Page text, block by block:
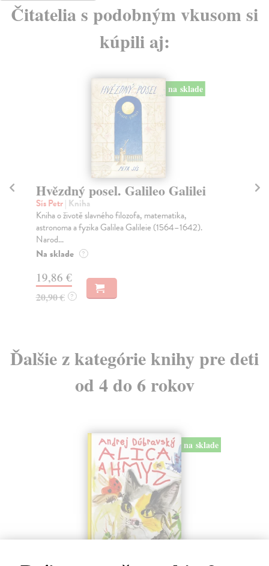
Čitatelia s podobným vkusom si
kúpili aj:
na sklade
Hvězdný posel. Galileo Galilei
Sís Petr| Kniha
Kniha o životě slavného filozofa, matematika,
astronoma a fyzika Galilea Galileie (1564–1642).
Narod...
Na sklade ?
19,86 €
20,90 € ?
Ďalšie z kategórie knihy pre deti
od 4 do 6 rokov
na sklade